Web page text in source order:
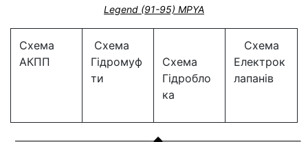
Legend (91-95) MPYA
Схема
АКПП
Схема
Гідромуф
ти
Схема
Гідробло
ка
Схема
Електрок
лапанів